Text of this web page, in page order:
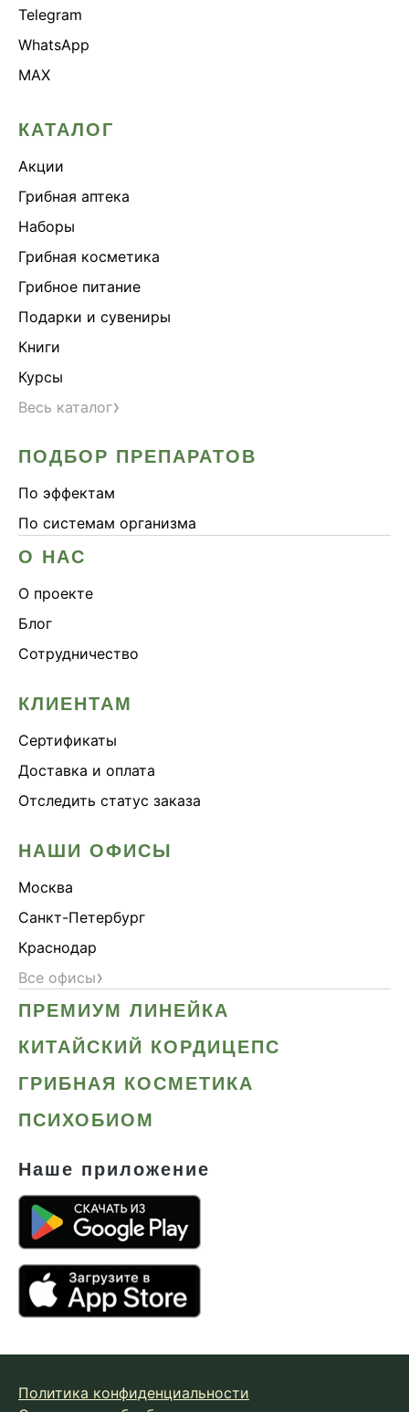
Telegram
WhatsApp
MAX
КАТАЛОГ
Акции
Грибная аптека
Наборы
Грибная косметика
Грибное питание
Подарки и сувениры
Книги
Курсы
Весь каталог›
ПОДБОР ПРЕПАРАТОВ
По эффектам
По системам организма
О НАС
О проекте
Блог
Сотрудничество
КЛИЕНТАМ
Сертификаты
Доставка и оплата
Отследить статус заказа
НАШИ ОФИСЫ
Москва
Санкт-Петербург
Краснодар
Все офисы›
ПРЕМИУМ ЛИНЕЙКА
КИТАЙСКИЙ КОРДИЦЕПС
ГРИБНАЯ КОСМЕТИКА
ПСИХОБИОМ
Наше приложение
Политика конфиденциальности